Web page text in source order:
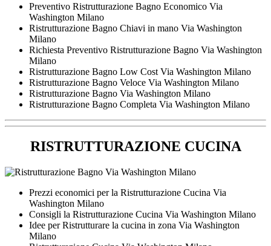
Preventivo Ristrutturazione Bagno Economico Via
Washington Milano
Ristrutturazione Bagno Chiavi in mano Via Washington
Milano
Richiesta Preventivo Ristrutturazione Bagno Via Washington
Milano
Ristrutturazione Bagno Low Cost Via Washington Milano
Ristrutturazione Bagno Veloce Via Washington Milano
Ristrutturazione Bagno Via Washington Milano
Ristrutturazione Bagno Completa Via Washington Milano
RISTRUTTURAZIONE CUCINA
Prezzi economici per la Ristrutturazione Cucina Via
Washington Milano
Consigli la Ristrutturazione Cucina Via Washington Milano
Idee per Ristrutturare la cucina in zona Via Washington
Milano